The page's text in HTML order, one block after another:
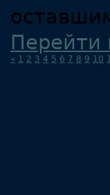
« 1 2 3 4 5 6 7 8 9 10